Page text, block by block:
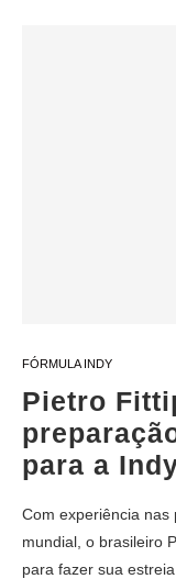
FÓRMULA INDY
Pietro
para a
Com experiência nas
mundial, o brasileiro
para fazer sua